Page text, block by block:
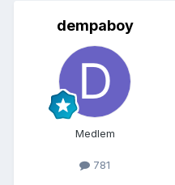
dempaboy
Medlem
781